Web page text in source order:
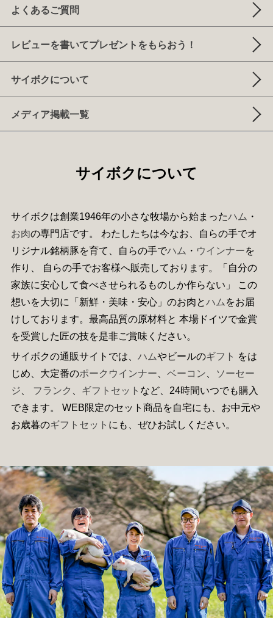
よくあるご質問
レビューを書いてプレゼントをもらおう！
サイボクについて
メディア掲載一覧
サイボクについて
サイボクは創業1946年の小さな牧場から始まったハム ・
お肉の専門店です。 わたしたちは今なお、自らの手でオ
リジナル銘柄豚を育て、自らの手でハム ・ ウインナーを
作り、 自らの手でお客様へ販売しております。「自分の
家族に安心して食べさせられるものしか作らない」 この
想いを大切に「新鮮・美味・安心」のお肉とハム をお届
けしております。最高品質の原材料と 本場ドイツで金賞
を受賞した匠の技を是非ご賞味ください。
サイボクの通販サイトでは、 ハムやビールのギフト をは
じめ、大定番のポークウインナー ベーコン
ソーセー
ジ
フランク ギフトセット など、24時間いつでも購入
できます。 WEB限定のセット商品を自宅にも、お中元や
お歳暮のギフトセット にも、ぜひお試しください。